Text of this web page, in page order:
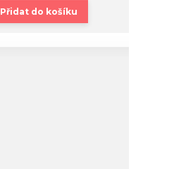
Přidat do košíku